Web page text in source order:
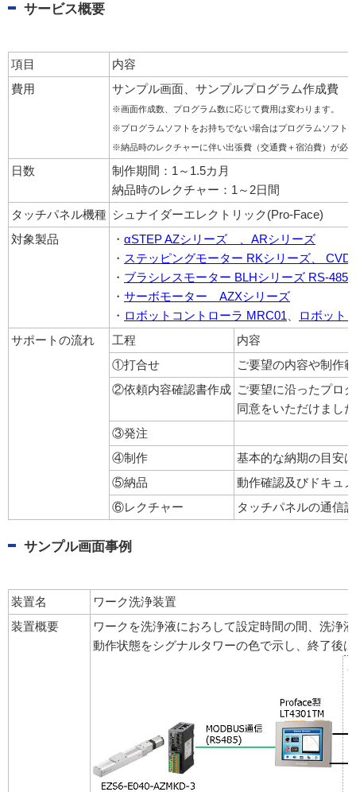
サービス概要
項目
内容
費用
サンプル画面、サンプルプログラム作成費
※画面作成数、プログラム数に応じて費用は変わります。
※プログラムソフトをお持ちでない場合はプログラムソフト
※納品時のレクチャーに伴い出張費（交通費＋宿泊費）が必
日数
制作期間：1～1.5カ月
納品時のレクチャー：1～2日間
タッチパネル機種 シュナイダーエレクトリック(Pro-Face)
対象製品
・ αSTEP AZシリーズ 、ARシリーズ
・ ステッピングモーター RKシリーズ、
・ ブラシレスモーター BLHシリーズ RS-485
・ サーボモーター AZXシリーズ
・ ロボットコントローラ MRC01
ロボット
サポートの流れ
工程
内容
①打合せ
ご要望の内容や制作
②依頼内容確認書作成 ご要望に沿ったプロ
同意をいただけまし
③発注
④制作
基本的な納期の目安
⑤納品
動作確認及びドキュ
⑥レクチャー
タッチパネルの通信
サンプル画面事例
装置名
ワーク洗浄装置
装置概要
ワークを洗浄液におろして設定時間の間、洗浄
動作状態をシグナルタワーの色で示し、終了